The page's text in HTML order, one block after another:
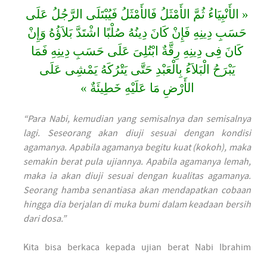
« الأَنْبِيَاءُ ثُمَّ الأَمْثَلُ فَالأَمْثَلُ فَيُبْتَلَى الرَّجُلُ عَلَى
حَسَبِ دِينِهِ فَإِنْ كَانَ دِينُهُ صُلْبًا اشْتَدَّ بَلاَؤُهُ وَإِنْ
كَانَ فِى دِينِهِ رِقَّةٌ ابْتُلِىَ عَلَى حَسَبِ دِينِهِ فَمَا
يَبْرَحُ الْبَلاَءُ بِالْعَبْدِ حَتَّى يَتْرُكَهُ يَمْشِى عَلَى
الأَرْضِ مَا عَلَيْهِ خَطِيئَةٌ »
“Para Nabi, kemudian yang semisalnya dan semisalnya
lagi. Seseorang akan diuji sesuai dengan kondisi
agamanya. Apabila agamanya begitu kuat (kokoh), maka
semakin berat pula ujiannya. Apabila agamanya lemah,
maka ia akan diuji sesuai dengan kualitas agamanya.
Seorang hamba senantiasa akan mendapatkan cobaan
hingga dia berjalan di muka bumi dalam keadaan bersih
dari dosa.”
Kita bisa berkaca kepada ujian berat Nabi Ibrahim